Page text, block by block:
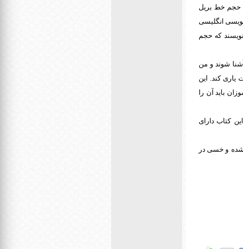
حجم خط بریل
انگلیسی
که حجم
شوند و من
یک جزوه خودآموز در آوردم تا بچه‌های نابینا را در آموختن بیش از ۲۰۰ علامت یاری کند. این
باید آن را
کتاب دارای
شده و خسی در